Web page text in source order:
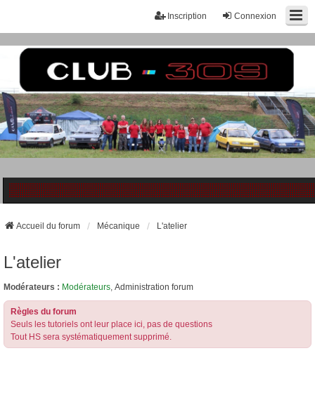
Connexion
Inscription
Accueil du forum Mécanique L'atelier
L'atelier
Modérateurs : Modérateurs, Administration forum
Règles du forum
Seuls les tutoriels ont leur place ici, pas de questions
Tout HS sera systématiquement supprimé.